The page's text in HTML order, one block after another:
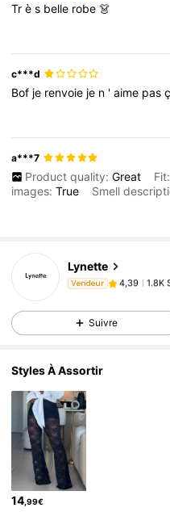
Très belle robe 👗
c***d
Bof je renvoie je n 'aime pas
a***7
Product quality: Great Fit:
images:True Smell
Lynette
Vendeur
g***c est
Suivre
Styles À Assortir
14 ,99€